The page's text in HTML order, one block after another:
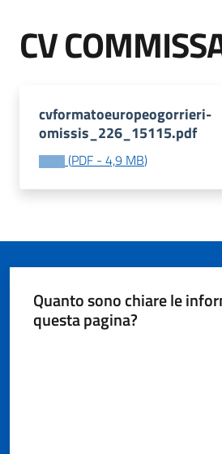
Vivere
l'Unione
Tutti
argomenti...
Seguici
CV
cvformatoeuropeogorrieri-
omissis_226_15115.pdf
(PDF - 4,9 MB)
Quanto sono chiare le
questa pagina?